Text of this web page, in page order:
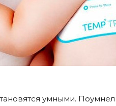
умными.